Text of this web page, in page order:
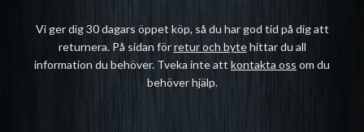
Vi ger dig 30 dagars öppet köp, så du har god tid på dig att
returnera. På sidan förretur och bytehittar du all
information du behöver. Tveka inte att kontakta oss om du
behöver hjälp.